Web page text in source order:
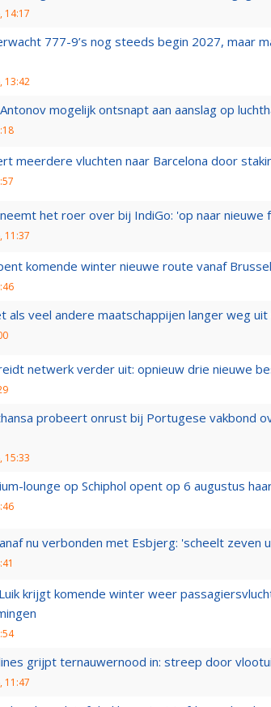
14:17
777-9’s nog steeds begin 2027, maar
13:42
mogelijk ontsnapt aan aanslag op
meerdere vluchten naar Barcelona door
het roer over bij IndiGo: 'op naar nieuwe
11:37
komende winter nieuwe route vanaf
als veel andere maatschappijen langer weg
netwerk verder uit: opnieuw drie nieuwe
probeert onrust bij Portugese vakbond
15:33
lounge op Schiphol opent op 6 augustus
nu verbonden met Esbjerg: 'scheelt zeven
krijgt komende winter weer
grijpt ternauwernood in: streep door
11:47